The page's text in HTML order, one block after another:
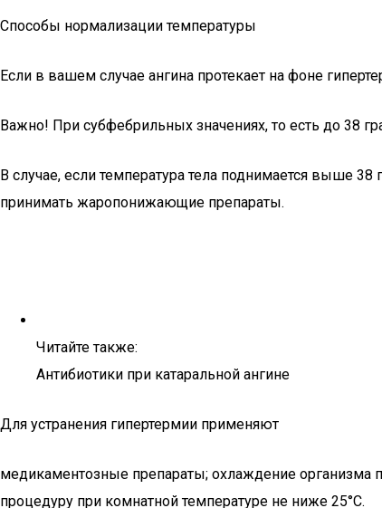
Способы нормализации температуры
Если в вашем случае ангина протекает на фоне
Важно! При субфебрильных значениях, то есть до 38
В случае, если температура тела поднимается выше 38
принимать жаропонижающие препараты.
Читайте также:
Антибиотики при катаральной ангине
Для устранения гипертермии применяют
медикаментозные препараты; охлаждение организма
процедуру при комнатной температуре не ниже 25°С.